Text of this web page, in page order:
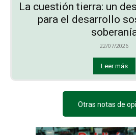
La cuestión tierra: un
para el desarrollo
22/07/2026
Leer más
Otras notas de